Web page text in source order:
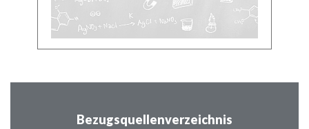
Bezugsquellenverzeichnis